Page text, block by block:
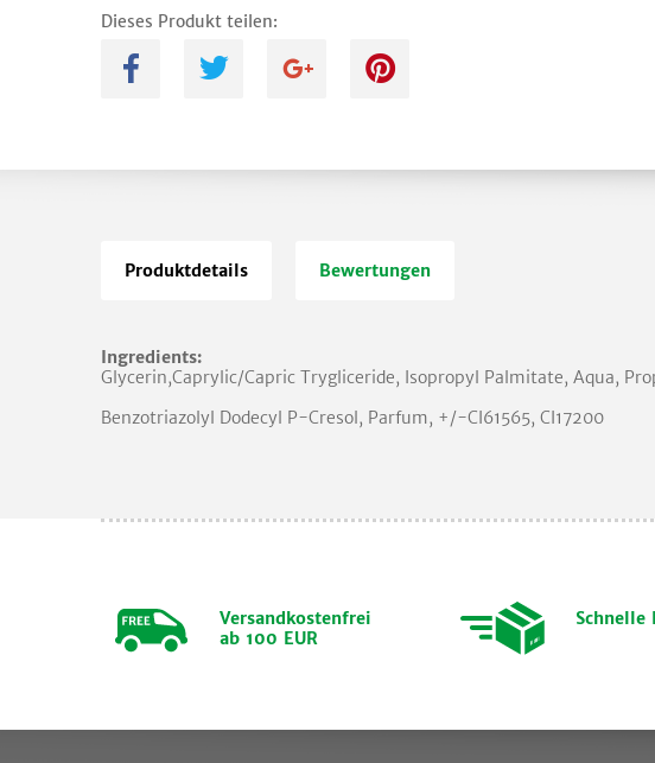
Dieses Produkt teilen:
A B C D
Produktdetails Bewertungen
Ingredients:
Glycerin,Caprylic/Capric Trygliceride, Isopropyl Palmitate, Aqua,
Benzotriazolyl Dodecyl P-Cresol, Parfum, +/-CI61565, CI17200
Versandkostenfrei
ab 100 EUR
Schnelle